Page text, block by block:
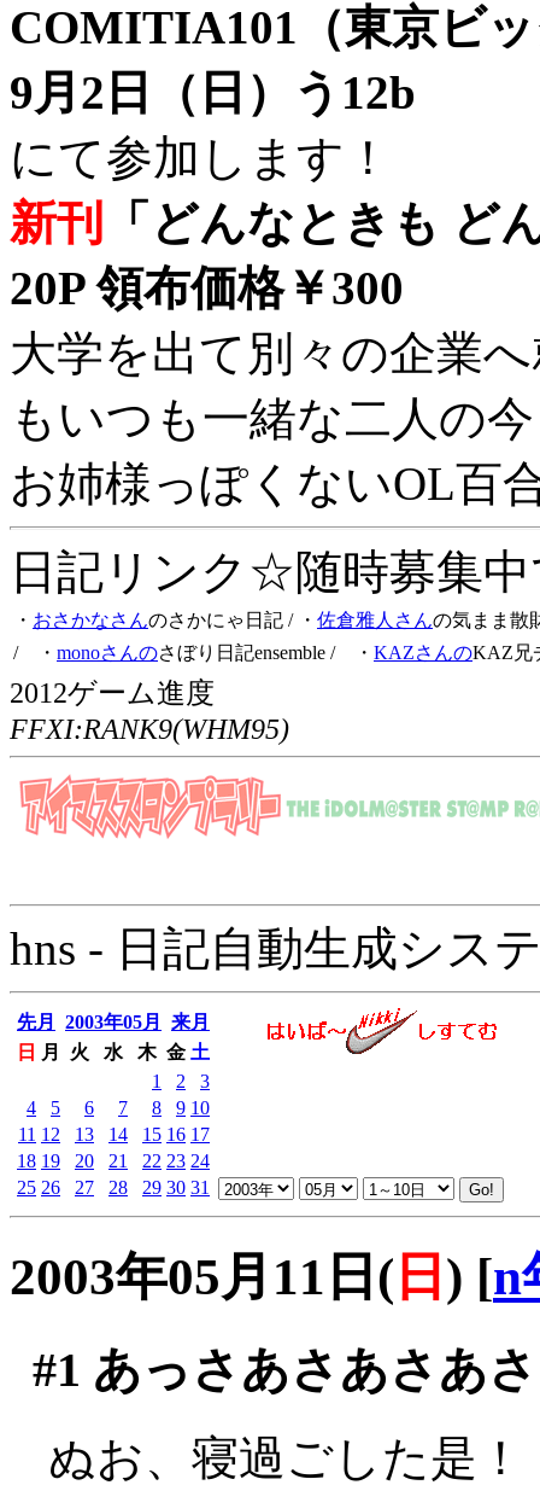
COMITIA101（東京ビ
9月2日（日）う12b
にて参加します！
新刊
「どんなときも ど
20P 領布価格￥300
大学を出て別々の企業
もいつも一緒な二人の
お姉様っぽくないOL百
日記リンク☆随時募集
・ おさかなさんのさかにゃ日記 / ・ 佐倉雅人さんの気まま散
/ ・ monoさんのさぼり日記ensemble / ・ KAZさんのKAZ兄
2012ゲーム進度
FFXI:RANK9(WHM95)
hns - 日記自動生成シス
先月 2003年05月
来月
日
月 火 水 木 金 土
1
2
3
4
5 6 7 8 9 10
11 12 13 14 15 16 17
18 19 20 21 22 23 24
25 26 27 28 29 30 31
2003年05月11日( 日 ) [n
#1 あっさあさあさあさ
ぬお、寝過ごした是！